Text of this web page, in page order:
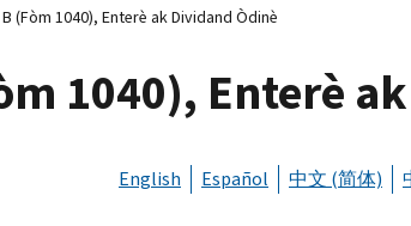
(Fòm 1040), Enterè ak Dividand Òdinè
1040), Enterè
English Español 中文 (简体)